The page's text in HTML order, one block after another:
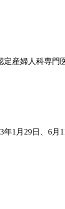
産婦人科専門
1月29日、6月